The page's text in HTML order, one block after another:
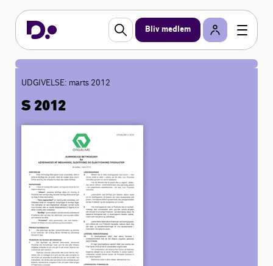
Bliv medlem
UDGIVELSE: marts 2012
S 2012